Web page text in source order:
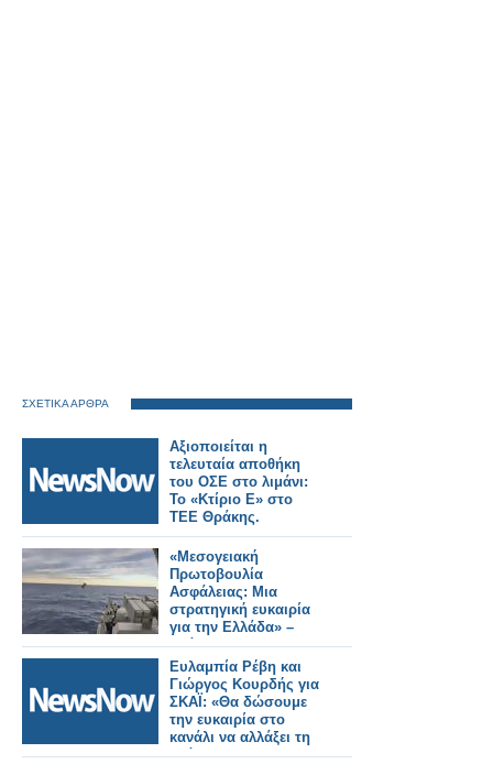
ΣΧΕΤΙΚΑ ΑΡΘΡΑ
Αξιοποιείται η
τελευταία αποθήκη
του ΟΣΕ στο λιμάνι:
Το «Κτίριο Ε» στο
ΤΕΕ Θράκης.
«Μεσογειακή
Πρωτοβουλία
Ασφάλειας: Μια
στρατηγική ευκαιρία
για την Ελλάδα» –
Ανάλυση του
Κωνσταντίνου
Μπαλωμένου
Ευλαμπία Ρέβη και
Γιώργος Κουρδής για
ΣΚΑΪ: «Θα δώσουμε
την ευκαιρία στο
κανάλι να αλλάξει τη
στάση του»